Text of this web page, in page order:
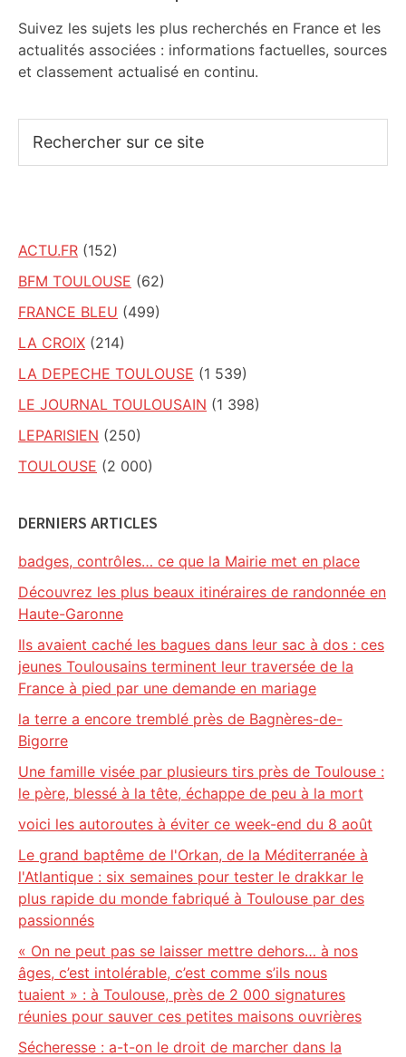
Suivez les sujets les plus recherchés en France et les
actualités associées : informations factuelles, sources
et classement actualisé en continu.
sur
ACTU.FR (152)
BFM TOULOUSE (62)
FRANCE BLEU (499)
LA CROIX (214)
LA DEPECHE TOULOUSE (1 539)
LE JOURNAL TOULOUSAIN (1 398)
LEPARISIEN (250)
TOULOUSE (2 000)
DERNIERS ARTICLES
badges, contrôles… ce que la Mairie met en place
Découvrez les plus beaux itinéraires de randonnée en
Haute-Garonne
Ils avaient caché les bagues dans leur sac à dos : ces
jeunes Toulousains terminent leur traversée de la
France à pied par une demande en mariage
la terre a encore tremblé près de Bagnères-de-
Bigorre
Une famille visée par plusieurs tirs près de Toulouse :
le père, blessé à la tête, échappe de peu à la mort
voici les autoroutes à éviter ce week-end du 8 août
Le grand baptême de l'Orkan, de la Méditerranée à
l'Atlantique : six semaines pour tester le drakkar le
plus rapide du monde fabriqué à Toulouse par des
passionnés
« On ne peut pas se laisser mettre dehors… à nos
âges, c’est intolérable, c’est comme s’ils nous
tuaient » : à Toulouse, près de 2 000 signatures
réunies pour sauver ces petites maisons ouvrières
Sécheresse : a-t-on le droit de marcher dans la